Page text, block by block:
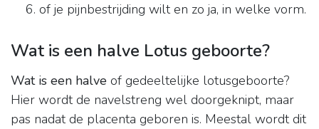
of je pijnbestrijding wilt en zo ja, in welke vorm.
Wat is een halve Lotus geboorte?
Wat is een halve of gedeeltelijke lotusgeboorte?
Hier wordt de navelstreng wel doorgeknipt, maar
pas nadat de placenta geboren is. Meestal wordt dit